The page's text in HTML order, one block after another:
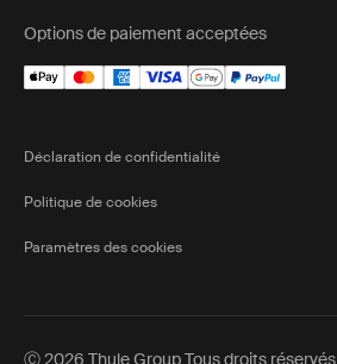
Options de paiement acceptées
Déclaration de confidentialité
Politique de cookies
Paramètres des cookies
Ⓒ 2026 Thule Group Tous droits réservés